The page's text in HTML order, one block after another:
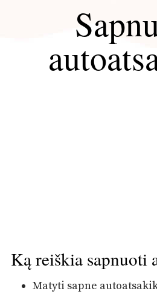
Ką reiškia sapnuoti
Matyti sapne